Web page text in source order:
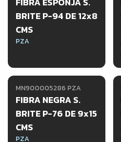
BRITE P-94 DE 12x8
CMS
PZA
MN900005286 PZA
FIBRA NEGRA S.
BRITE P-76 DE 9x15
CMS
PZA